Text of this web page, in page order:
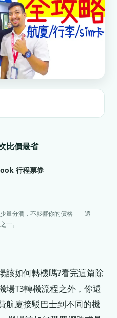
比價最省
行程票券
量分潤，不影響你的價格——這
一。
該如何轉機嗎?看完這篇除
場T3轉機流程之外，你還
航廈接駁巴士到不同的機